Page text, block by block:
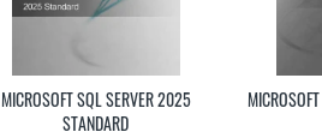
MICROSOFT SQL SERVER 2025
STANDARD